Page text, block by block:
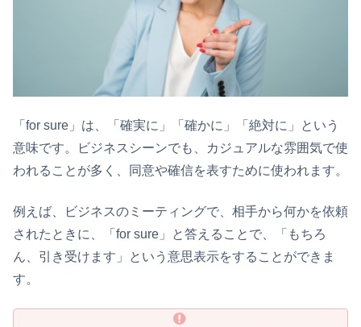
「for sure」は、「確実に」「確かに」「絶対に」という
意味です。ビジネスシーンでも、カジュアルな雰囲気で使
われることが多く、同意や確信を表すために使われます。
例えば、ビジネスのミーティングで、相手から何かを依頼
されたときに、「for sure」と答えることで、「もちろ
ん、引き受けます」という意思表示をすることができま
す。